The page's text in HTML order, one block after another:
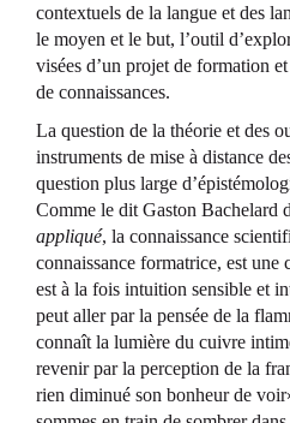
contextuels de la langue et des
le moyen et le but, l’outil
visées d’un projet de formation
de connaissances.
La question de la théorie et des
instruments de mise à distance
question plus large
Comme le dit Gaston Bachelard
appliqué, la connaissance
connaissance formatrice, est une
est à la fois intuition sensible et
peut aller par la pensée de la
connaît la lumière du cuivre
revenir par la perception de la
rien diminué son bonheur de